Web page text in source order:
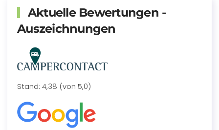
Aktuelle Bewertungen -
Auszeichnungen
Stand: 4,38 (von 5,0)